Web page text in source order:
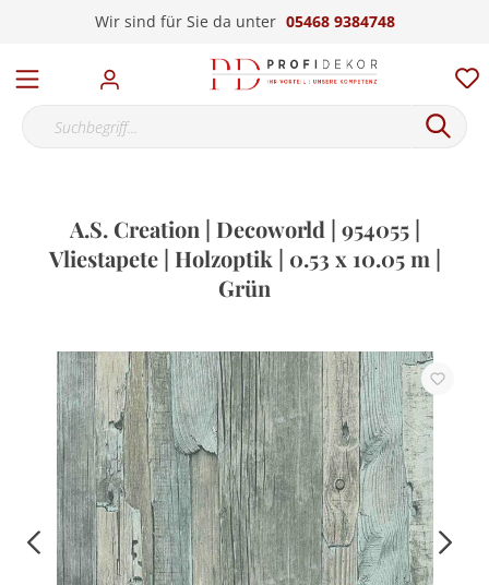
Wir sind für Sie da unter 05468 9384748
A.S. Creation | Decoworld | 954055 |
Vliestapete | Holzoptik | 0.53 x 10.05 m |
Grün